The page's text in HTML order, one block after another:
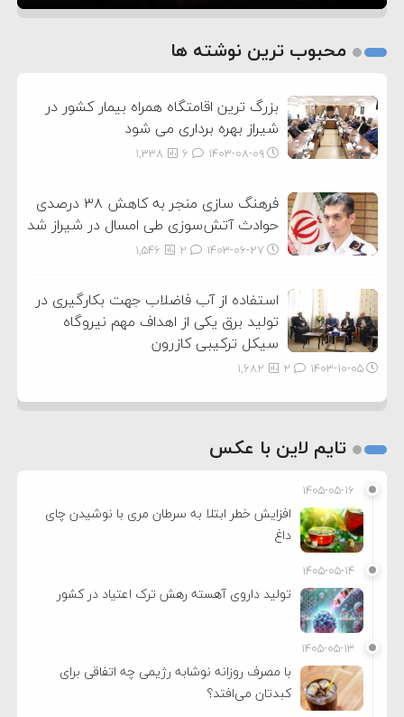
2
محبوب ترین نوشته ها
بزرگ ترین اقامتگاه همراه بیمار کشور در
شیراز بهره برداری می شود
۱۴۰۳-۰۸-۰۹ 1,338
فرهنگ سازی منجر به کاهش ۳۸ درصدی
حوادث آتش‌سوزی طی امسال در شیراز شد
۱۴۰۳-۰۶-۲۷ 1,546
استفاده از آب فاضلاب جهت بکارگیری در
تولید برق یکی از اهداف مهم نیروگاه
سیکل ترکیبی کازرون
۱۴۰۳-۱۰-۰۵ 1,682
تایم لاین با عکس
۱۴۰۵-۰۵-۱۶
افزایش خطر ابتلا به سرطان مری با نوشیدن چای
داغ
۱۴۰۵-۰۵-۱۴
تولید داروی آهسته رهش ترک اعتیاد در کشور
۱۴۰۵-۰۵-۱۳
با مصرف روزانه نوشابه رژیمی چه اتفاقی برای
کبدتان می‌افتد؟